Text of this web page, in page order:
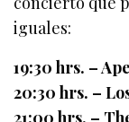
iguales:
19:30 hrs. –
20:30 hrs. –
21:00 hrs. –